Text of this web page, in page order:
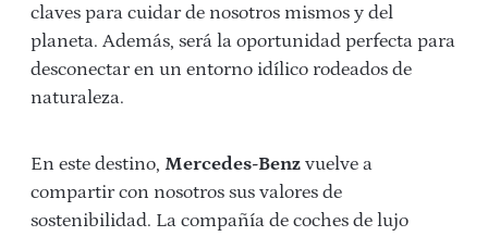
claves para cuidar de nosotros mismos y del
planeta. Además, será la oportunidad perfecta para
desconectar en un entorno idílico rodeados de
naturaleza.
En este destino, Mercedes-Benz vuelve a
compartir con nosotros sus valores de
sostenibilidad. La compañía de coches de lujo